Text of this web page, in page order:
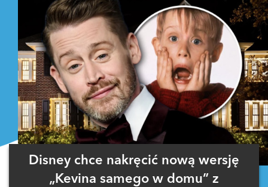
Disney chce nakręcić nową wersję
„Kevina samego w domu” z